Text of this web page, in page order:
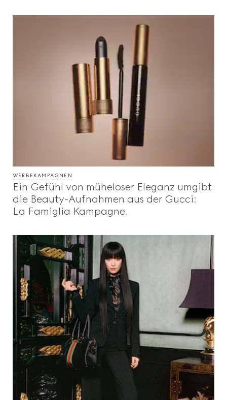
WERBEKAMPAGNEN
Ein Gefühl von müheloser Eleganz umgibt
die Beauty-Aufnahmen aus der Gucci:
La Famiglia Kampagne.